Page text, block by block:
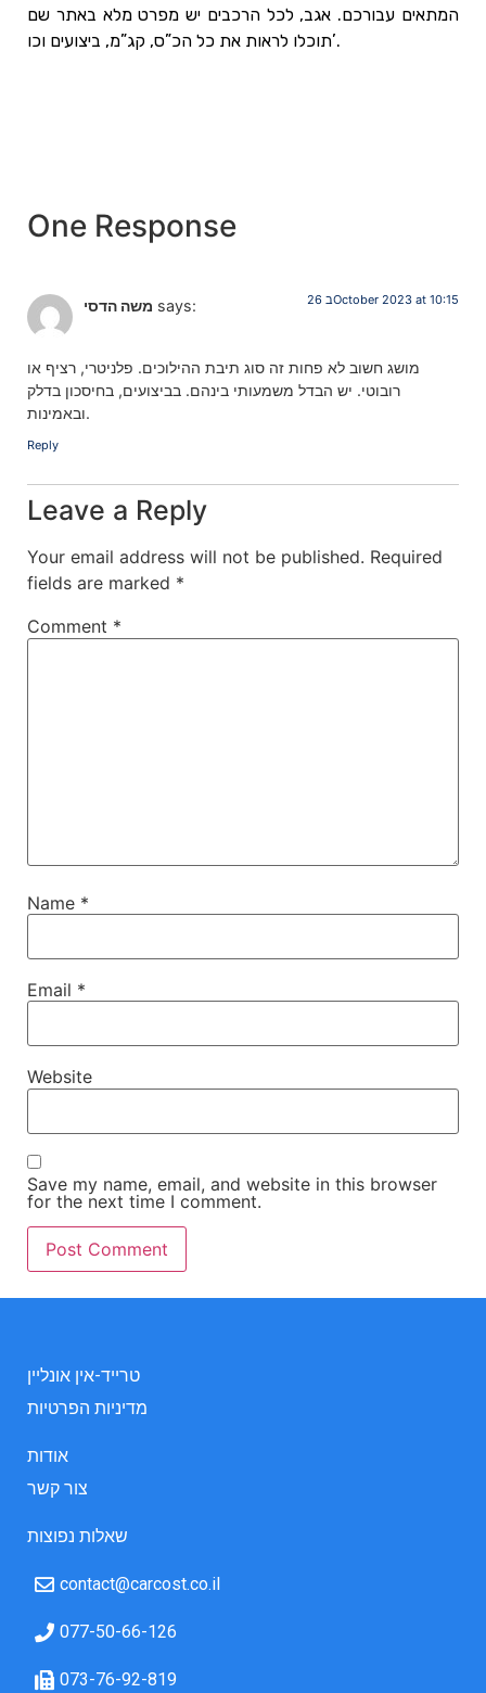
המתאים עבורכם. אגב, לכל הרכבים יש מפרט מלא באתר שם
תוכלו לראות את כל הכ”ס, קג”מ, ביצועים וכו’.
One Response
משה הדסי says: 26 בOctober 2023 at 10:15
מושג חשוב לא פחות זה סוג תיבת ההילוכים. פלניטרי, רציף או
רובוטי. יש הבדל משמעותי בינהם. בביצועים, בחיסכון בדלק
ובאמינות.
Reply
Leave a Reply
Your email address will not be published. Required
fields are marked *
Comment *
Name *
Email *
Website
Save my name, email, and website in this browser
for the next time I comment.
טרייד-אין אונליין
מדיניות הפרטיות
אודות
צור קשר
שאלות נפוצות
contact@carcost.co.il
077-50-66-126
073-76-92-819